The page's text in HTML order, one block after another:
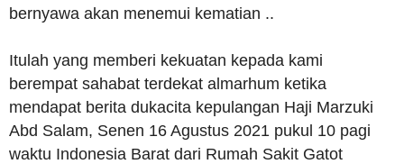
bernyawa akan menemui kematian ..
Itulah yang memberi kekuatan kepada kami
berempat sahabat terdekat almarhum ketika
mendapat berita dukacita kepulangan Haji Marzuki
Abd Salam, Senen 16 Agustus 2021 pukul 10 pagi
waktu Indonesia Barat dari Rumah Sakit Gatot